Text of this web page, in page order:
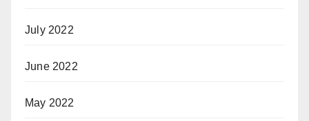
July 2022
June 2022
May 2022